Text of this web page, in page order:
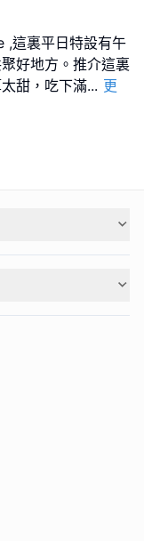
,這裏平日特設有午
好地方。推介這裏
甜，吃下滿... 更